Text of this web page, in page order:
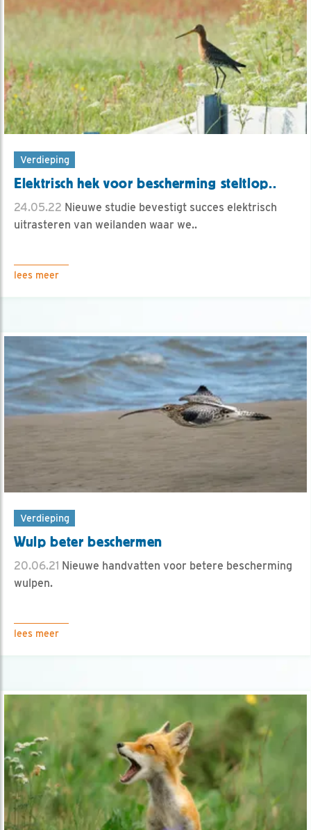
Verdieping
Elektrisch hek voor bescherming steltlop..
24.05.22 Nieuwe studie bevestigt succes elektrisch
uitrasteren van weilanden waar we..
lees meer
Verdieping
Wulp beter beschermen
20.06.21 Nieuwe handvatten voor betere bescherming
wulpen.
lees meer